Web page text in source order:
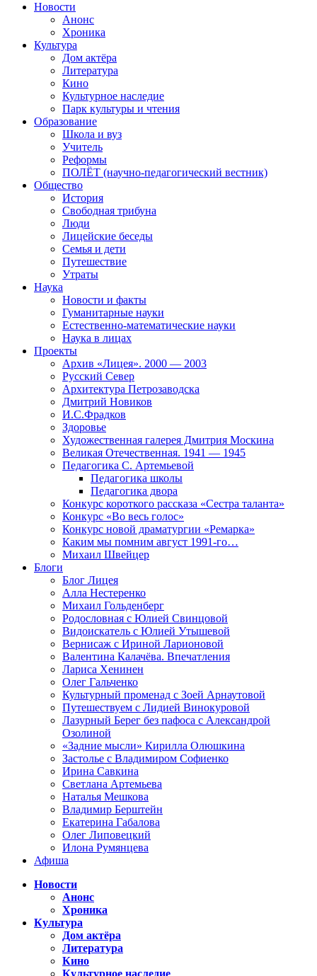
Новости
Анонс
Хроника
Культура
Дом актёра
Литература
Кино
Культурное наследие
Парк культуры и чтения
Образование
Школа и вуз
Учитель
Реформы
ПОЛЁТ (научно-педагогический вестник)
Общество
История
Свободная трибуна
Люди
Лицейские беседы
Семья и дети
Путешествие
Утраты
Наука
Новости и факты
Гуманитарные науки
Естественно-математические науки
Наука в лицах
Проекты
Архив «Лицея». 2000 — 2003
Русский Север
Архитектура Петрозаводска
Дмитрий Новиков
И.С.Фрадков
Здоровье
Художественная галерея Дмитрия Москина
Великая Отечественная. 1941 — 1945
Педагогика С. Артемьевой
Педагогика школы
Педагогика двора
Конкурс короткого рассказа «Сестра таланта»
Конкурс «Во весь голос»
Конкурс новой драматургии «Ремарка»
Каким мы помним август 1991-го…
Михаил Швейцер
Блоги
Блог Лицея
Алла Нестеренко
Михаил Гольденберг
Родословная с Юлией Свинцовой
Видоискатель с Юлией Утышевой
Вернисаж с Ириной Ларионовой
Валентина Калачёва. Впечатления
Лариса Хенинен
Олег Гальченко
Культурный променад с Зоей Арнаутовой
Путешествуем с Лидией Винокуровой
Лазурный Берег без пафоса с Александрой
Озолиной
«Задние мысли» Кирилла Олюшкина
Застолье с Владимиром Софиенко
Ирина Савкина
Светлана Артемьева
Наталья Мешкова
Владимир Берштейн
Екатерина Габалова
Олег Липовецкий
Илона Румянцева
Афиша
Новости
Анонс
Хроника
Культура
Дом актёра
Литература
Кино